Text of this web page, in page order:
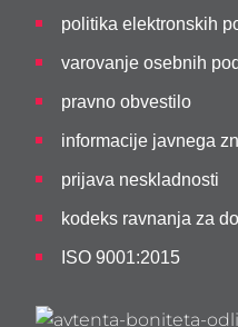
politika elektronskih
varovanje osebnih
pravno obvestilo
informacije javnega
prijava neskladnosti
kodeks ravnanja za
ISO 9001:2015